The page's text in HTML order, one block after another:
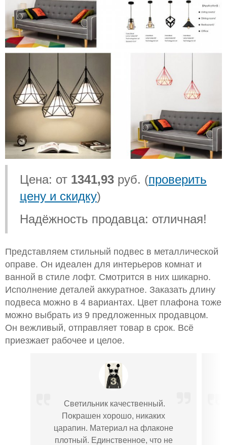
Цена: от 1341,93 руб. (проверить
цену и скидку)
Надёжность продавца: отличная!
Представляем стильный подвес в металлической
оправе. Он идеален для интерьеров комнат и
ванной в стиле лофт. Смотрится в них шикарно.
Исполнение деталей аккуратное. Заказать длину
подвеса можно в 4 вариантах. Цвет плафона тоже
можно выбрать из 9 предложенных продавцом.
Он вежливый, отправляет товар в срок. Всё
приезжает рабочее и целое.
Светильник качественный.
Покрашен хорошо, никаких
царапин. Материал на флаконе
плотный. Единственное, что не